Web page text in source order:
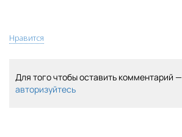
Нравится
Для того чтобы оставить комментарий —
авторизуйтесь